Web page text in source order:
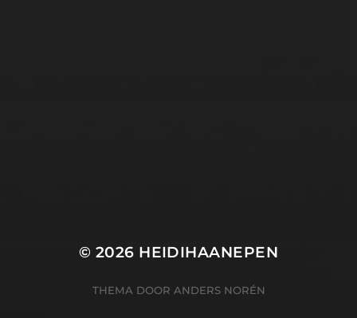
© 2026 HEIDIHAANEPEN
THEMA DOOR ANDERS NORÉN